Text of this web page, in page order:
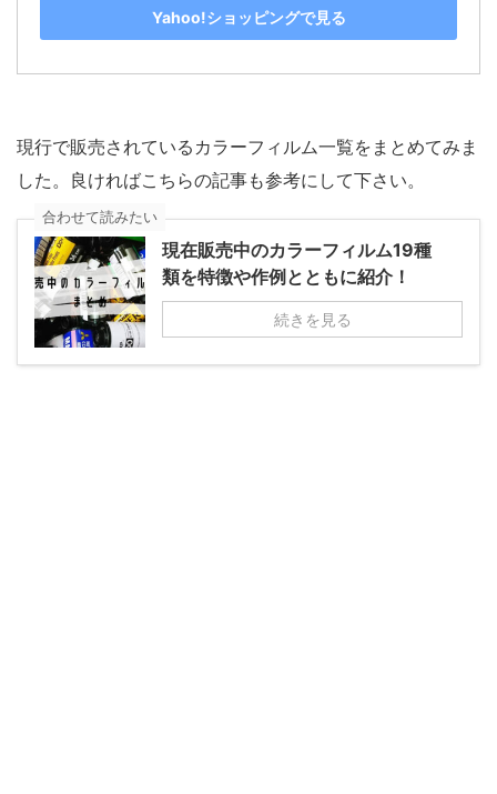
Yahoo!ショッピングで見る
現行で販売されているカラーフィルム一覧をまとめてみま
した。良ければこちらの記事も参考にして下さい。
合わせて読みたい
現在販売中のカラーフィルム19種
類を特徴や作例とともに紹介！
続きを見る